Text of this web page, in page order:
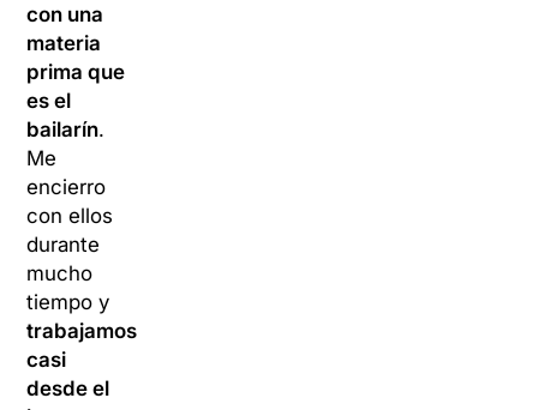
con una
materia
prima que
es el
bailarín.
Me
encierro
con ellos
durante
mucho
tiempo y
trabajamos
casi
desde el